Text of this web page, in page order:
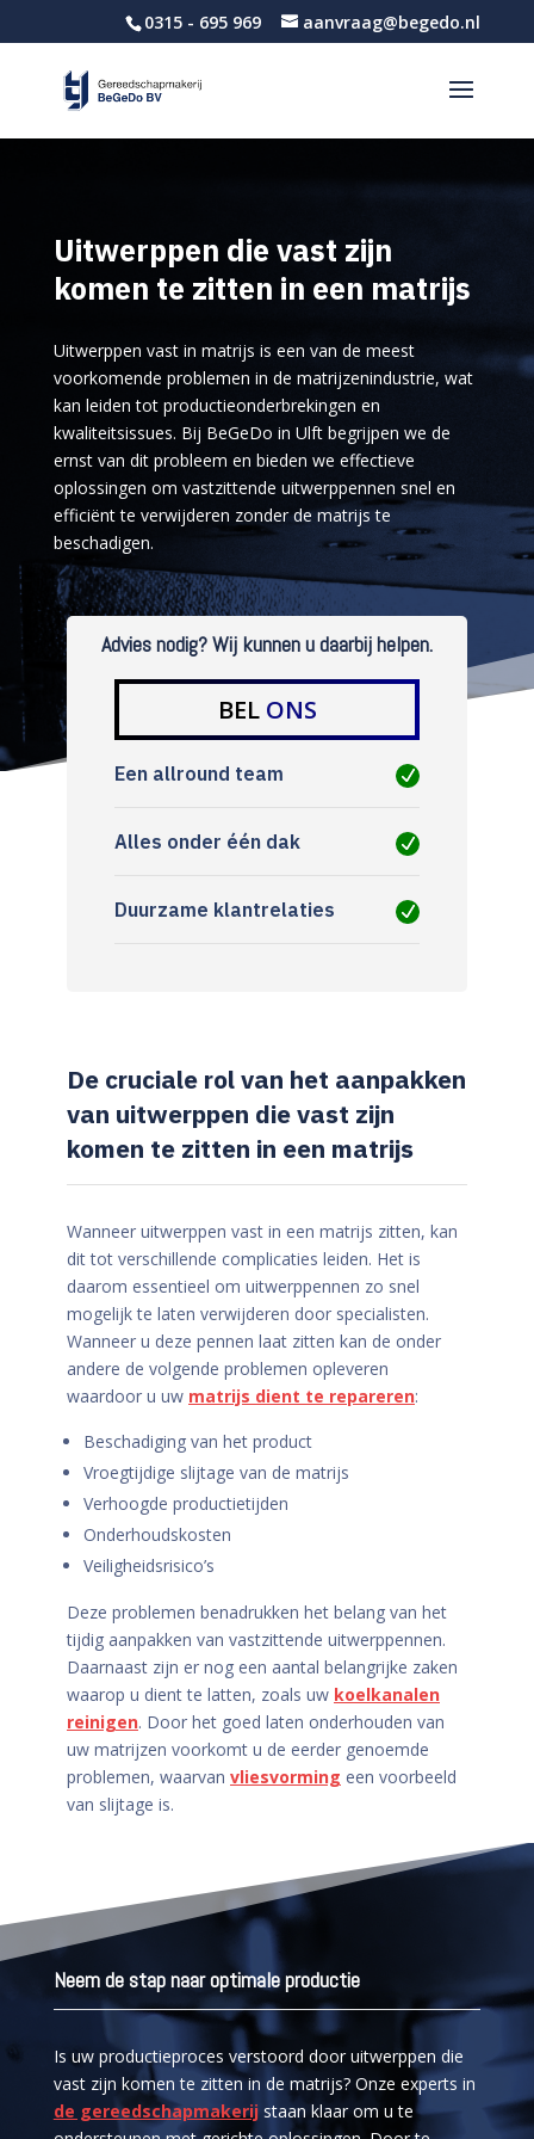
0315 - 695 969 aanvraag@begedo.nl
Uitwerppen die vast zijn
komen te zitten in een matrijs
Uitwerppen vast in matrijs is een van de meest
voorkomende problemen in de matrijzenindustrie, wat
kan leiden tot productieonderbrekingen en
kwaliteitsissues. Bij BeGeDo in Ulft begrijpen we de
ernst van dit probleem en bieden we effectieve
oplossingen om vastzittende uitwerppennen snel en
efficiënt te verwijderen zonder de matrijs te
beschadigen.
Advies nodig? Wij kunnen u daarbij helpen.
BELONS
Een allround team
Alles onder één dak
Duurzame klantrelaties
De cruciale rol van het aanpakken
van uitwerppen die vast zijn
komen te zitten in een matrijs
Wanneer uitwerppen vast in een matrijs zitten, kan
dit tot verschillende complicaties leiden. Het is
daarom essentieel om uitwerppennen zo snel
mogelijk te laten verwijderen door specialisten.
Wanneer u deze pennen laat zitten kan de onder
andere de volgende problemen opleveren
waardoor u uw matrijs dient te repareren:
Beschadiging van het product
Vroegtijdige slijtage van de matrijs
Verhoogde productietijden
Onderhoudskosten
Veiligheidsrisico’s
Deze problemen benadrukken het belang van het
tijdig aanpakken van vastzittende uitwerppennen.
Daarnaast zijn er nog een aantal belangrijke zaken
waarop u dient te latten, zoals uw koelkanalen
reinigen. Door het goed laten onderhouden van
uw matrijzen voorkomt u de eerder genoemde
problemen, waarvan vliesvorming een voorbeeld
van slijtage is.
Neem de stap naar optimale productie
Is uw productieproces verstoord door uitwerppen die
vast zijn komen te zitten in de matrijs? Onze experts in
de gereedschapmakerijstaan klaar om u te